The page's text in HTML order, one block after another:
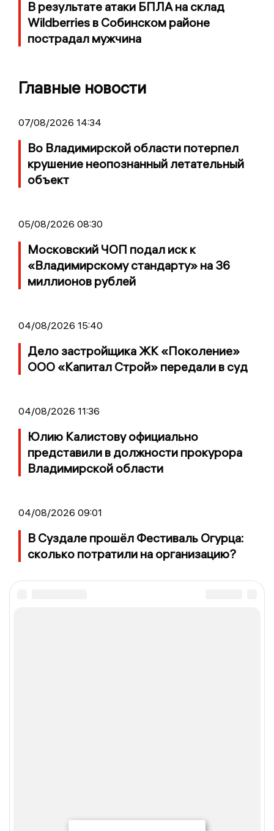
В результате атаки БПЛА на склад
Wildberries в Собинском районе
пострадал мужчина
Главные новости
07/08/2026 14:34
Во Владимирской области потерпел
крушение неопознанный летательный
объект
05/08/2026 08:30
Московский ЧОП подал иск к
«Владимирскому стандарту» на 36
миллионов рублей
04/08/2026 15:40
Дело застройщика ЖК «Поколение»
ООО «Капитал Строй» передали в суд
04/08/2026 11:36
Юлию Калистову официально
представили в должности прокурора
Владимирской области
04/08/2026 09:01
В Суздале прошёл Фестиваль Огурца:
сколько потратили на организацию?